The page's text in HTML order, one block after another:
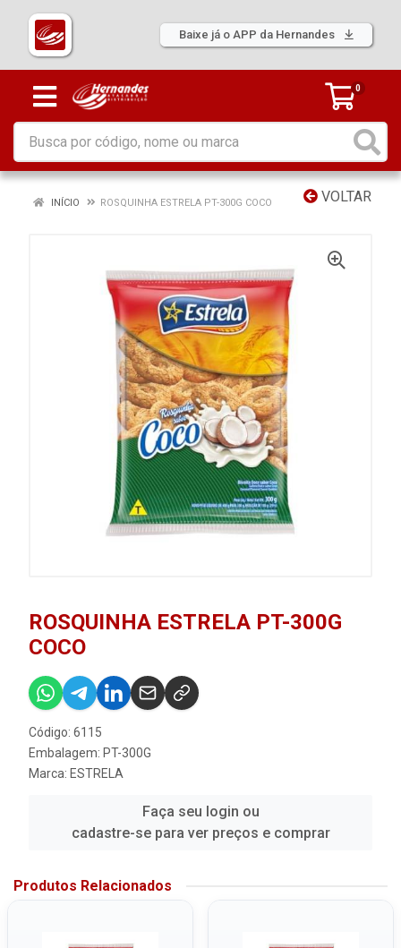
Baixe já o APP da Hernandes
0
VOLTAR
INÍCIO ROSQUINHA ESTRELA PT-300G COCO
ROSQUINHA ESTRELA PT-300G
COCO
Código: 6115
Embalagem: PT-300G
Marca: ESTRELA
Faça seu login ou
cadastre-se para ver preços e comprar
Produtos Relacionados